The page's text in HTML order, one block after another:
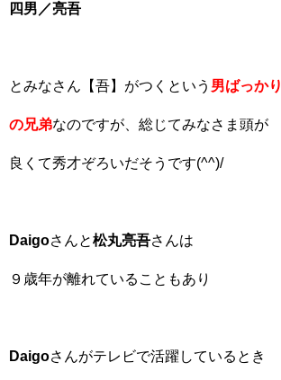
四男／亮吾
とみなさん【吾】がつくという 男ばっかり
の兄弟なのですが、総じてみなさま頭が
良くて秀才ぞろいだそうです(^^)/
Daigoさんと松丸亮吾さんは
９歳年が離れていることもあり
Daigoさんがテレビで活躍しているとき